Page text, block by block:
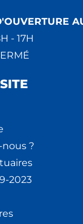
- 17H
?
2023